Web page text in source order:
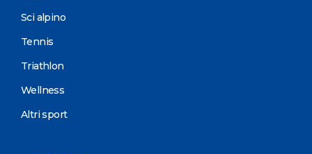
Sci alpino
Tennis
Triathlon
Wellness
Altri sport